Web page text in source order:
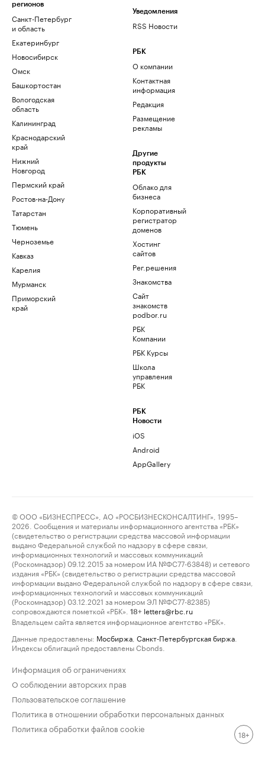
регионов
Санкт-Петербург
и область
Екатеринбург
Новосибирск
Омск
Башкортостан
Вологодская
область
Калининград
Краснодарский
край
Нижний
Новгород
Пермский край
Ростов-на-Дону
Татарстан
Тюмень
Черноземье
Кавказ
Карелия
Мурманск
Приморский
край
Уведомления
RSS Новости
РБК
О компании
Контактная
информация
Редакция
Размещение
рекламы
Другие
продукты
РБК
Облако для
бизнеса
Корпоративный
регистратор
доменов
Хостинг
сайтов
Рег.решения
Знакомства
Сайт
знакомств
podbor.ru
РБК
Компании
РБК Курсы
Школа
управления
РБК
РБК
Новости
iOS
Android
AppGallery
© ООО «БИЗНЕСПРЕСС», АО «РОСБИЗНЕСКОНСАЛТИНГ», 1995–
2026. Сообщения и материалы информационного агентства «РБК»
(свидетельство о регистрации средства массовой информации
выдано Федеральной службой по надзору в сфере связи,
информационных технологий и массовых коммуникаций
(Роскомнадзор) 09.12.2015 за номером ИА №ФС77-63848) и сетевого
издания «РБК» (свидетельство о регистрации средства массовой
информации выдано Федеральной службой по надзору в сфере связи,
информационных технологий и массовых коммуникаций
(Роскомнадзор) 03.12.2021 за номером ЭЛ №ФС77-82385)
сопровождаются пометкой «РБК».
18+ letters@rbc.ru
Владельцем сайта является информационное агентство «РБК».
Данные предоставлены: Мосбиржа Санкт-Петербургская биржа
Индексы облигаций предоставлены Cbonds.
Информация об ограничениях
О соблюдении авторских прав
Пользовательское соглашение
Политика в отношении обработки персональных данных
Политика обработки файлов cookie
18+